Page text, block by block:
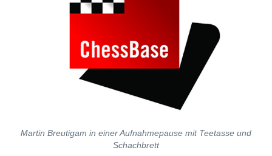
Martin Breutigam in einer Aufnahmepause mit Teetasse und
Schachbrett